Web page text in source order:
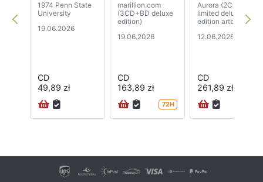
1974 Penn State
University
19.06.2026
CD
49,89 zł
marillion.com
(3CD+BD deluxe
edition)
19.06.2026
CD
163,89 zł
72H
Aurora (2CD+BD
limited deluxe
edition artbook)
12.06.2026
CD
261,89 zł